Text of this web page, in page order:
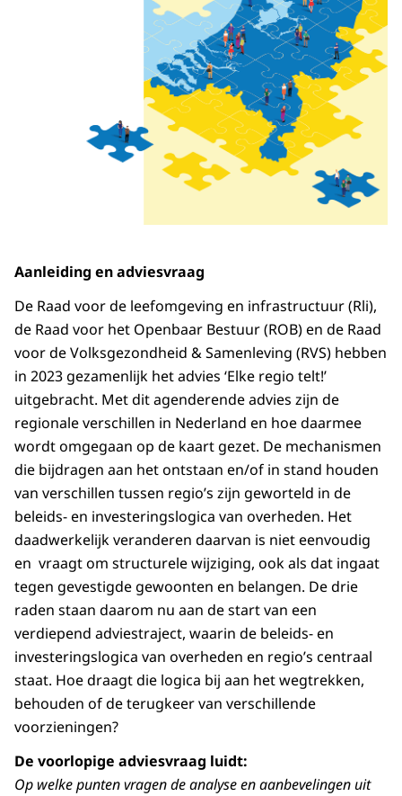
Aanleiding en adviesvraag
De Raad voor de leefomgeving en infrastructuur (Rli),
de Raad voor het Openbaar Bestuur (ROB) en de Raad
voor de Volksgezondheid & Samenleving (RVS) hebben
in 2023 gezamenlijk het advies ‘Elke regio telt!’
uitgebracht. Met dit agenderende advies zijn de
regionale verschillen in Nederland en hoe daarmee
wordt omgegaan op de kaart gezet. De mechanismen
die bijdragen aan het ontstaan en/of in stand houden
van verschillen tussen regio’s zijn geworteld in de
beleids- en investeringslogica van overheden. Het
daadwerkelijk veranderen daarvan is niet eenvoudig
en vraagt om structurele wijziging, ook als dat ingaat
tegen gevestigde gewoonten en belangen. De drie
raden staan daarom nu aan de start van een
verdiepend adviestraject, waarin de beleids- en
investeringslogica van overheden en regio’s centraal
staat. Hoe draagt die logica bij aan het wegtrekken,
behouden of de terugkeer van verschillende
voorzieningen?
De voorlopige adviesvraag luidt:
Op welke punten vragen de analyse en aanbevelingen uit